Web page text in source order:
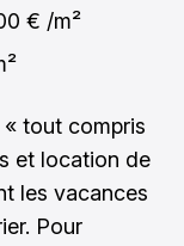
€ /m²
tout compris
et location de
les vacances
Pour